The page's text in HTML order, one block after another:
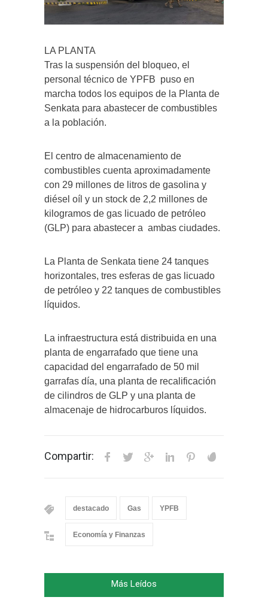
LA PLANTA
Tras la suspensión del bloqueo, el
personal técnico de YPFB puso en
marcha todos los equipos de la Planta de
Senkata para abastecer de combustibles
a la población.
El centro de almacenamiento de
combustibles cuenta aproximadamente
con 29 millones de litros de gasolina y
diésel oíl y un stock de 2,2 millones de
kilogramos de gas licuado de petróleo
(GLP) para abastecer a ambas ciudades.
La Planta de Senkata tiene 24 tanques
horizontales, tres esferas de gas licuado
de petróleo y 22 tanques de combustibles
líquidos.
La infraestructura está distribuida en una
planta de engarrafado que tiene una
capacidad del engarrafado de 50 mil
garrafas día, una planta de recalificación
de cilindros de GLP y una planta de
almacenaje de hidrocarburos líquidos.
Compartir:
destacado Gas YPFB
Economía y Finanzas
Más Leídos